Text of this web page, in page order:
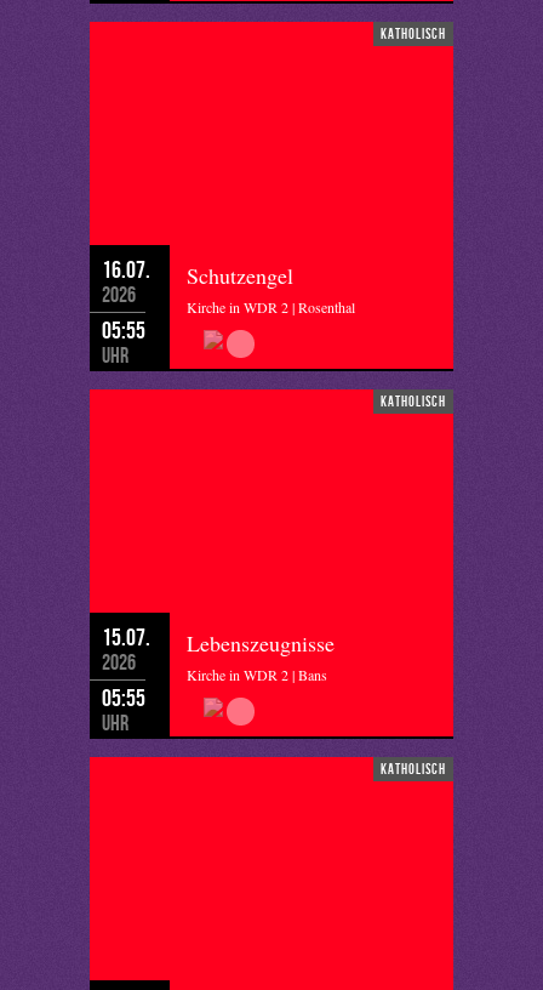
katholisch
16.07.
2026
05:55
Uhr
Schutzengel
Kirche in WDR 2 | Rosenthal
katholisch
15.07.
2026
05:55
Uhr
Lebenszeugnisse
Kirche in WDR 2 | Bans
katholisch